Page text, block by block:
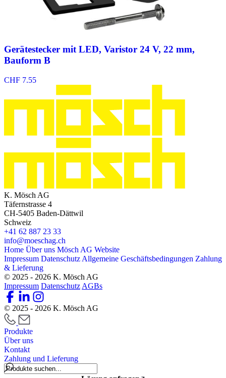
Gerätestecker mit LED, Varistor 24 V, 22 mm,
Bauform B
CHF 7.55
K. Mösch AG
Täfernstrasse 4
CH-5405 Baden-Dättwil
Schweiz
+41 62 887 23 33
info@moeschag.ch
Home Über uns Mösch AG Website
Impressum Datenschutz Allgemeine Geschäftsbedingungen Zahlung
& Lieferung
© 2025 - 2026 K. Mösch AG
Impressum Datenschutz AGBs
© 2025 - 2026 K. Mösch AG
Produkte
Über uns
Kontakt
Zahlung und Lieferung